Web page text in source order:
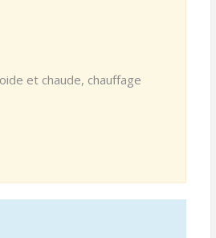
et chaude, chauffage